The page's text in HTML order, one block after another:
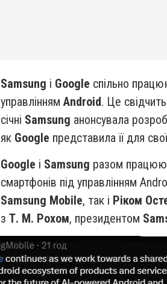
Samsung і Google спільно
управлінням Android. Це
січні Samsung анонсувала
як Google представила її для
Google і Samsung разом
смартфонів під управлінням
Samsung Mobile, так і Ріком
з Т. М. Рохом, президентом